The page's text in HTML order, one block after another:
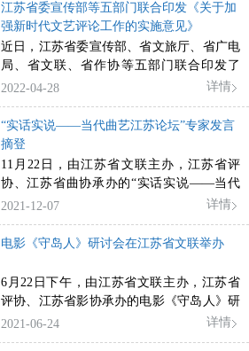
江苏省委宣传部等五部门联合印发《关于加
强新时代文艺评论工作的实施意见》
近日，江苏省委宣传部、省文旅厅、省广电
局、省文联、省作协等五部门联合印发了
《关于加强新时代文艺评论工作的实施意
2022-04-28 详情
“实话实说——当代曲艺江苏论坛”专家发言
摘登
11月22日，由江苏省文联主办，江苏省评
协、江苏省曲协承办的“实话实说——当代
曲艺江苏论坛”在南京举办。
2021-12-07 详情
电影《守岛人》研讨会在江苏省文联举办
6月22日下午，由江苏省文联主办，江苏省
评协、江苏省影协承办的电影《守岛人》研
讨会在南京举办。
2021-06-24 详情